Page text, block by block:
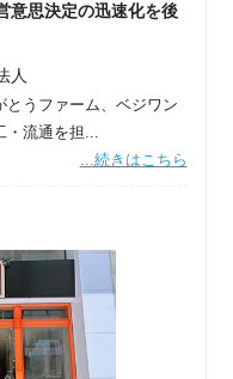
意思決定の迅速化を後
人
うファーム、ベジワン
・流通を担...
...続きはこちら